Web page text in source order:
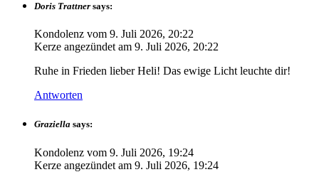
Doris Trattner says:
Kondolenz vom 9. Juli 2026, 20:22
Kerze angezündet am 9. Juli 2026, 20:22
Ruhe in Frieden lieber Heli! Das ewige Licht leuchte dir!
Antworten
Graziella says:
Kondolenz vom 9. Juli 2026, 19:24
Kerze angezündet am 9. Juli 2026, 19:24